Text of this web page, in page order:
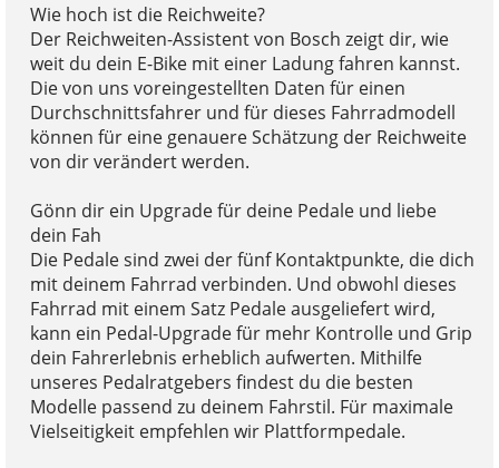
Wie hoch ist die Reichweite?
Der Reichweiten-Assistent von Bosch zeigt dir, wie
weit du dein E-Bike mit einer Ladung fahren kannst.
Die von uns voreingestellten Daten für einen
Durchschnittsfahrer und für dieses Fahrradmodell
können für eine genauere Schätzung der Reichweite
von dir verändert werden.
Gönn dir ein Upgrade für deine Pedale und liebe
dein Fah
Die Pedale sind zwei der fünf Kontaktpunkte, die dich
mit deinem Fahrrad verbinden. Und obwohl dieses
Fahrrad mit einem Satz Pedale ausgeliefert wird,
kann ein Pedal-Upgrade für mehr Kontrolle und Grip
dein Fahrerlebnis erheblich aufwerten. Mithilfe
unseres Pedalratgebers findest du die besten
Modelle passend zu deinem Fahrstil. Für maximale
Vielseitigkeit empfehlen wir Plattformpedale.